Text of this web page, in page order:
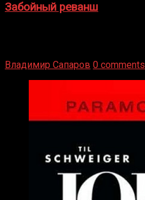
Забойный реванш
Владимир Сапаров 0 comments